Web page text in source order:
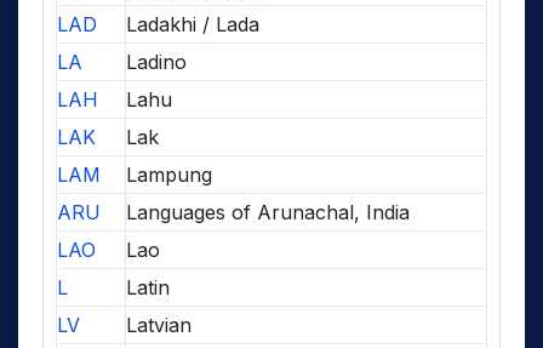
LAD
Ladakhi / Lada
LA
Ladino
LAH
Lahu
LAK
Lak
LAM
Lampung
ARU
Languages of Arunachal, India
LAO
Lao
L
Latin
LV
Latvian